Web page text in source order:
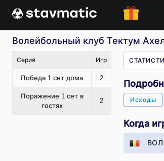
Волейбольный клуб Тектум Ахел
Серия Игр
Победа 1 сет дома 2
Поражение 1 сет в
гостях
2 Исходы
Когда